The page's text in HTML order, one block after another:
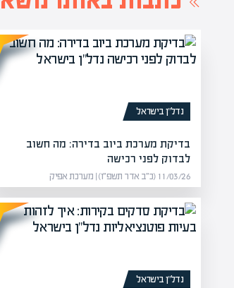
נדל”ן בישראל
בדיקת מערכת ביוב בדירה: מה חשוב
לבדוק לפני רכישה
11/03/26 (כ״ב אדר תשפ״ו) | מערכת אפיק
נדל”ן בישראל